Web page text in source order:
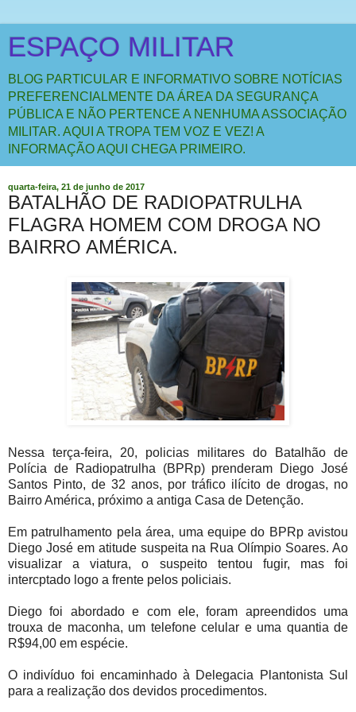
ESPAÇO MILITAR
BLOG PARTICULAR E INFORMATIVO SOBRE NOTÍCIAS
PREFERENCIALMENTE DA ÁREA DA SEGURANÇA
PÚBLICA E NÃO PERTENCE A NENHUMA ASSOCIAÇÃO
MILITAR. AQUI A TROPA TEM VOZ E VEZ! A
INFORMAÇÃO AQUI CHEGA PRIMEIRO.
quarta-feira, 21 de junho de 2017
BATALHÃO DE RADIOPATRULHA
FLAGRA HOMEM COM DROGA NO
BAIRRO AMÉRICA.
Nessa terça-feira, 20, policias militares do Batalhão de
Polícia de Radiopatrulha (BPRp) prenderam Diego José
Santos Pinto, de 32 anos, por tráfico ilícito de drogas, no
Bairro América, próximo a antiga Casa de Detenção.
Em patrulhamento pela área, uma equipe do BPRp avistou
Diego José em atitude suspeita na Rua Olímpio Soares. Ao
visualizar a viatura, o suspeito tentou fugir, mas foi
intercptado logo a frente pelos policiais.
Diego foi abordado e com ele, foram apreendidos uma
trouxa de maconha, um telefone celular e uma quantia de
R$94,00 em espécie.
O indivíduo foi encaminhado à Delegacia Plantonista Sul
para a realização dos devidos procedimentos.